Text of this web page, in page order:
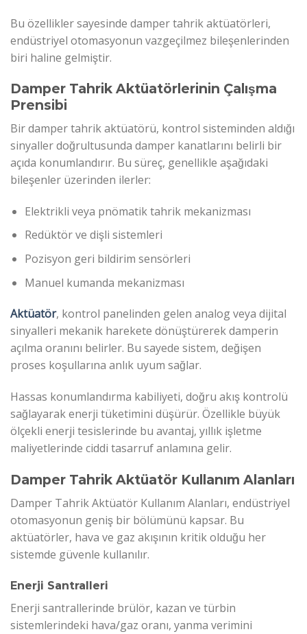
Bu özellikler sayesinde damper tahrik aktüatörleri,
endüstriyel otomasyonun vazgeçilmez bileşenlerinden
biri haline gelmiştir.
Damper Tahrik Aktüatörlerinin Çalışma
Prensibi
Bir damper tahrik aktüatörü, kontrol sisteminden aldığı
sinyaller doğrultusunda damper kanatlarını belirli bir
açıda konumlandırır. Bu süreç, genellikle aşağıdaki
bileşenler üzerinden ilerler:
Elektrikli veya pnömatik tahrik mekanizması
Redüktör ve dişli sistemleri
Pozisyon geri bildirim sensörleri
Manuel kumanda mekanizması
Aktüatör, kontrol panelinden gelen analog veya dijital
sinyalleri mekanik harekete dönüştürerek damperin
açılma oranını belirler. Bu sayede sistem, değişen
proses koşullarına anlık uyum sağlar.
Hassas konumlandırma kabiliyeti, doğru akış kontrolü
sağlayarak enerji tüketimini düşürür. Özellikle büyük
ölçekli enerji tesislerinde bu avantaj, yıllık işletme
maliyetlerinde ciddi tasarruf anlamına gelir.
Damper Tahrik Aktüatör Kullanım Alanları
Damper Tahrik Aktüatör Kullanım Alanları, endüstriyel
otomasyonun geniş bir bölümünü kapsar. Bu
aktüatörler, hava ve gaz akışının kritik olduğu her
sistemde güvenle kullanılır.
Enerji Santralleri
Enerji santrallerinde brülör, kazan ve türbin
sistemlerindeki hava/gaz oranı, yanma verimini